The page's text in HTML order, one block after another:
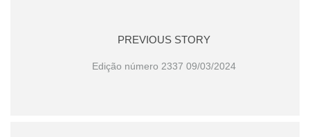
PREVIOUS STORY
Edição número 2337 09/03/2024